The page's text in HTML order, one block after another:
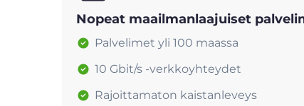
Nopeat maailmanlaajuiset
Palvelimet yli 100 maassa
10 Gbit/s -verkkoyhteydet
Rajoittamaton kaistanleveys